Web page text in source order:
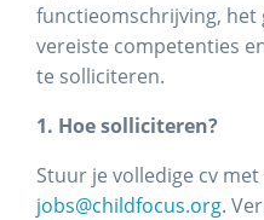
functieomschrijving, het
vereiste competenties
te solliciteren.
1. Hoe solliciteren?
Stuur je volledige cv
jobs@childfocus.org.